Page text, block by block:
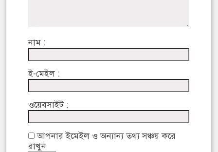
নাম :
ই-মেইল :
ওয়েবসাইট :
আপনার ইমেইল ও অন্যান্য তথ্য সঞ্চয় করে
রাখুন